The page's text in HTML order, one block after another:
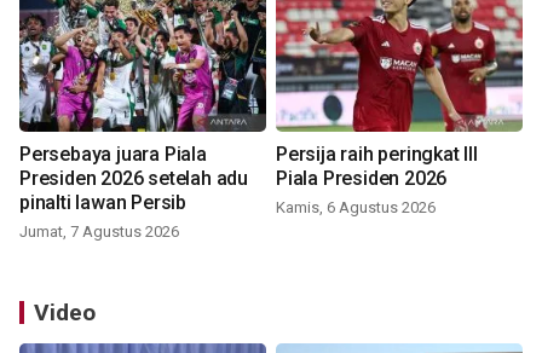
Persebaya juara Piala
Presiden 2026 setelah adu
pinalti lawan Persib
Jumat, 7 Agustus 2026
Persija raih peringkat III
Piala Presiden 2026
Kamis, 6 Agustus 2026
Video